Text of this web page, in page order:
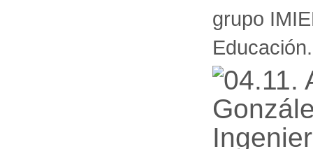
grupo
Educación.